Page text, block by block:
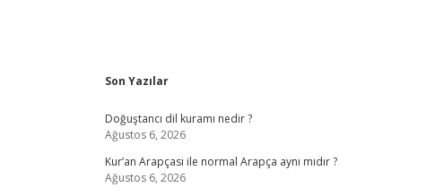
Sidebar
Son Yazılar
Doğuştancı dil kuramı nedir ?
Ağustos 6, 2026
Kur’an Arapçası ile normal Arapça aynı mıdır ?
Ağustos 6, 2026